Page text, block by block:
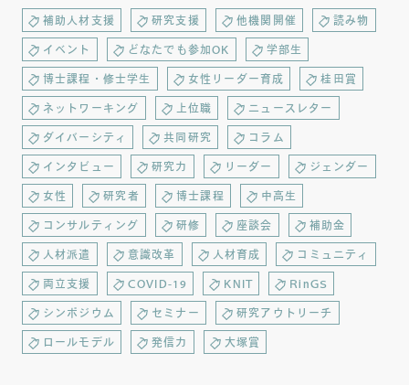
補助人材支援 研究支援 他機関開催 読み物
イベント どなたでも参加OK 学部生
博士課程・修士学生 女性リーダー育成 桂田賞
ネットワーキング 上位職 ニュースレター
ダイバーシティ 共同研究 コラム
インタビュー 研究力 リーダー ジェンダー
女性 研究者 博士課程 中高生
コンサルティング 研修 座談会 補助金
人材派遣 意識改革 人材育成 コミュニティ
両立支援 COVID-19 KNIT RinGS
シンポジウム セミナー 研究アウトリーチ
ロールモデル 発信力 大塚賞